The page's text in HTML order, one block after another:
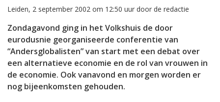
Leiden, 2 september 2002 om 12:50 uur door de redactie
Zondagavond ging in het Volkshuis de door
eurodusnie georganiseerde conferentie van
“Andersglobalisten” van start met een debat over
een alternatieve economie en de rol van vrouwen in
de economie. Ook vanavond en morgen worden er
nog bijeenkomsten gehouden.